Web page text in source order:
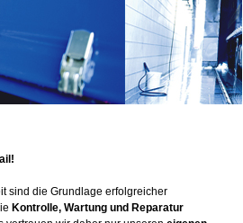
sind die Grundlage erfolgreicher
Kontrolle, Wartung und Reparatur